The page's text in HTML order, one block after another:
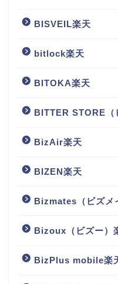
BISVEIL楽天
bitlock楽天
BITOKA楽天
BITTER STORE（
BizAir楽天
BIZEN楽天
Bizmates（ビズメ
Bizoux（ビズー）
BizPlus mobile楽